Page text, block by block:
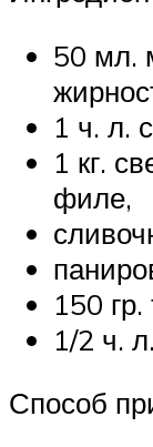
50 мл.
1 ч. л.
1 кг.
филе,
150
1/2 ч.
Способ